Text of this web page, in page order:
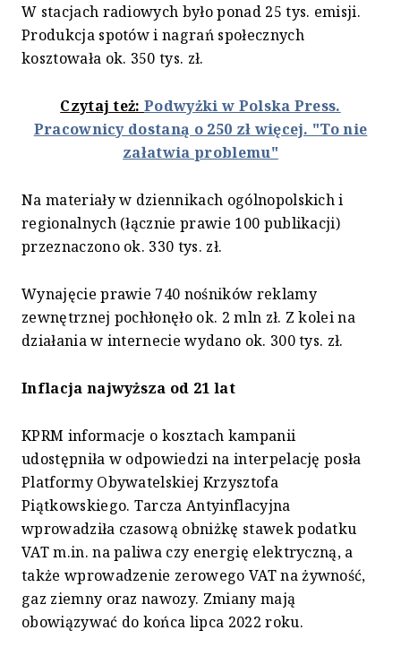
W stacjach radiowych było ponad 25 tys. emisji.
Produkcja spotów i nagrań społecznych
kosztowała ok. 350 tys. zł.
Czytaj też:Podwyżki w Polska Press.
Pracownicy dostaną o 250 zł więcej. "To nie
załatwia problemu"
Na materiały w dziennikach ogólnopolskich i
regionalnych (łącznie prawie 100 publikacji)
przeznaczono ok. 330 tys. zł.
Wynajęcie prawie 740 nośników reklamy
zewnętrznej pochłonęło ok. 2 mln zł. Z kolei na
działania w internecie wydano ok. 300 tys. zł.
Inflacja najwyższa od 21 lat
KPRM informacje o kosztach kampanii
udostępniła w odpowiedzi na interpelację posła
Platformy Obywatelskiej Krzysztofa
Piątkowskiego. Tarcza Antyinflacyjna
wprowadziła czasową obniżkę stawek podatku
VAT m.in. na paliwa czy energię elektryczną, a
także wprowadzenie zerowego VAT na żywność,
gaz ziemny oraz nawozy. Zmiany mają
obowiązywać do końca lipca 2022 roku.